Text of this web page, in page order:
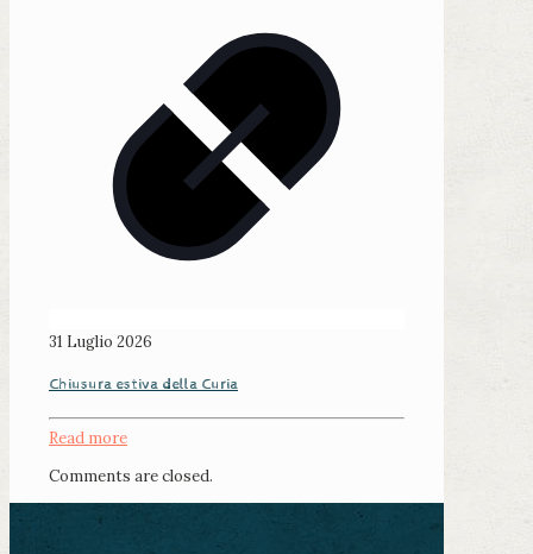
31 Luglio 2026
Chiusura estiva della Curia
Read more
Comments are closed.